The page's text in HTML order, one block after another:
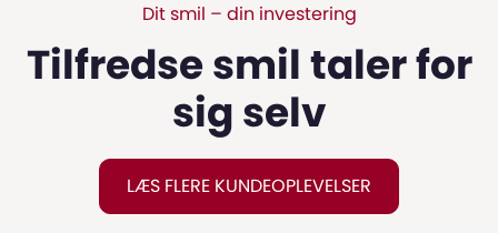
Dit smil – din investering
Tilfredse smil taler for
sig selv
LÆS FLERE KUNDEOPLEVELSER